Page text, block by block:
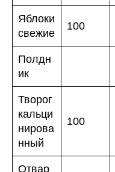
Яблоки
свежие
100
Полдн
ик
Творог
кальци
нирова
нный
100
Отвар